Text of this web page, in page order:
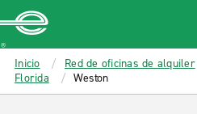
MAIN
CONTENT
Enterprise
Inicio Red de oficinas de alquiler
Florida
Weston